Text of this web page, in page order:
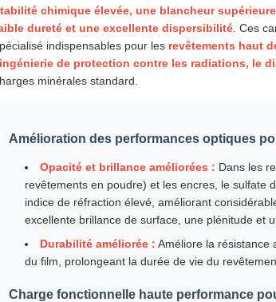
chimique élevée, une blancheur
dureté et une excellente dispersibilité . Ces
indispensables pour les revêtements haut
de protection contre les radiations, le
minérales standard.
Amélioration des performances optiques
Opacité et brillance améliorées : Dans les
revêtements en poudre) et les encres, le sulfate
indice de réfraction élevé, améliorant
excellente brillance de surface, une plénitude et
Durabilité améliorée : Améliore la résistance
du film, prolongeant la durée de vie du
Charge fonctionnelle haute performance